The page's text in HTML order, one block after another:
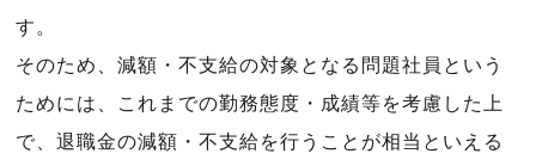
す。
そのため、減額・不支給の対象となる問題社員という
ためには、これまでの勤務態度・成績等を考慮した上
で、退職金の減額・不支給を行うことが相当といえる